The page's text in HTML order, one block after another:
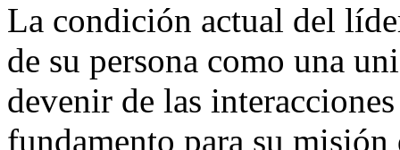
La condición actual del
de su persona como una
devenir de las
fundamento para su